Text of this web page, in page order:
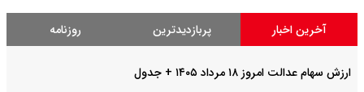
آخرین اخبار پربازدیدترین روزنامه
ارزش سهام عدالت امروز ۱۸ مرداد ۱۴۰۵ + جدول